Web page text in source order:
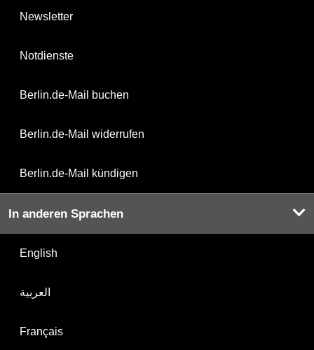
Newsletter
Notdienste
Berlin.de-Mail buchen
Berlin.de-Mail widerrufen
Berlin.de-Mail kündigen
In anderen Sprachen
English
العربية
Français